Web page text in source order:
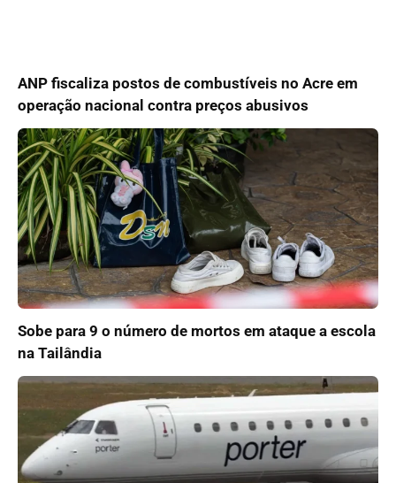
ANP fiscaliza postos de combustíveis no Acre em
operação nacional contra preços abusivos
Sobe para 9 o número de mortos em ataque a escola
na Tailândia